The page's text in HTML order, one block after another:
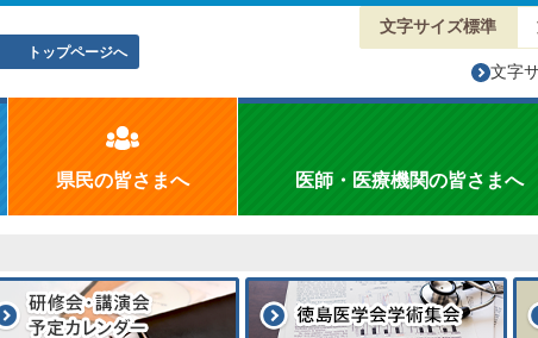
トップページへ
文字サイズ標準
文字
県民の皆さまへ 医師・医療機関の皆さまへ